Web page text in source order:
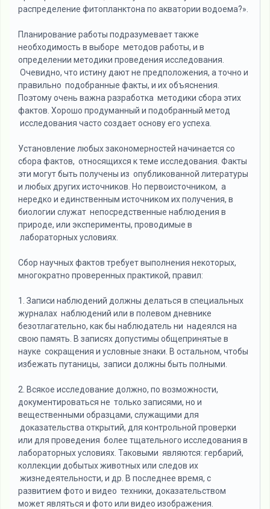
распределение фитопланктона по акватории водоема?».
Планирование работы подразумевает также
необходимость в выборе методов работы, и в
определении методики проведения исследования.
Очевидно, что истину дают не предположения, а точно и
правильно подобранные факты, и их объяснения.
Поэтому очень важна разработка методики сбора этих
фактов. Хорошо продуманный и подобранный метод
исследования часто создает основу его успеха.
Установление любых закономерностей начинается со
сбора фактов, относящихся к теме исследования. Факты
эти могут быть получены из опубликованной литературы
и любых других источников. Но первоисточником, а
нередко и единственным источником их получения, в
биологии служат непосредственные наблюдения в
природе, или эксперименты, проводимые в
лабораторных условиях.
Сбор научных фактов требует выполнения некоторых,
многократно проверенных практикой, правил:
1. Записи наблюдений должны делаться в специальных
журналах наблюдений или в полевом дневнике
безотлагательно, как бы наблюдатель ни надеялся на
свою память. В записях допустимы общепринятые в
науке сокращения и условные знаки. В остальном, чтобы
избежать путаницы, записи должны быть полными.
2. Всякое исследование должно, по возможности,
документироваться не только записями, но и
вещественными образцами, служащими для
доказательства открытий, для контрольной проверки
или для проведения более тщательного исследования в
лабораторных условиях. Таковыми являются: гербарий,
коллекции добытых животных или следов их
жизнедеятельности, и др. В последнее время, с
развитием фото и видео техники, доказательством
может являться и фото или видео изображения.